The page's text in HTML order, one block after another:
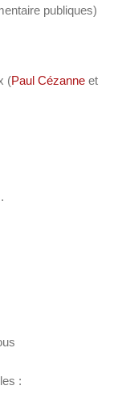
publiques)
(Paul Cézanne et
: